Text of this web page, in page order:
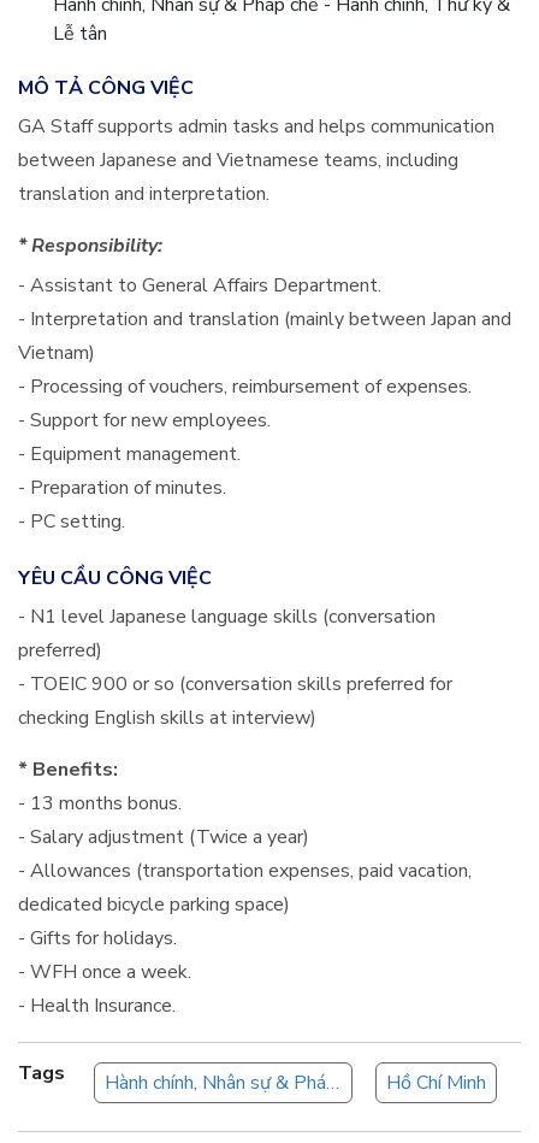
Lễ tân
MÔ TẢ CÔNG VIỆC
GA Staff supports admin tasks and helps communication
between Japanese and Vietnamese teams, including
translation and interpretation.
* Responsibility:
- Assistant to General Affairs Department.
- Interpretation and translation (mainly between Japan and
Vietnam)
- Processing of vouchers, reimbursement of expenses.
- Support for new employees.
- Equipment management.
- Preparation of minutes.
- PC setting.
YÊU CẦU CÔNG VIỆC
- N1 level Japanese language skills (conversation
preferred)
- TOEIC 900 or so (conversation skills preferred for
checking English skills at interview)
* Benefits:
- 13 months bonus.
- Salary adjustment (Twice a year)
- Allowances (transportation expenses, paid vacation,
dedicated bicycle parking space)
- Gifts for holidays.
- WFH once a week.
- Health Insurance.
Tags Hành chính, Nhân sự & Pháp chế Hồ Chí Minh